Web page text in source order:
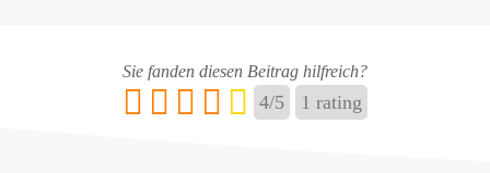
Sie fanden diesen Beitrag hilfreich?
4/5 1 rating